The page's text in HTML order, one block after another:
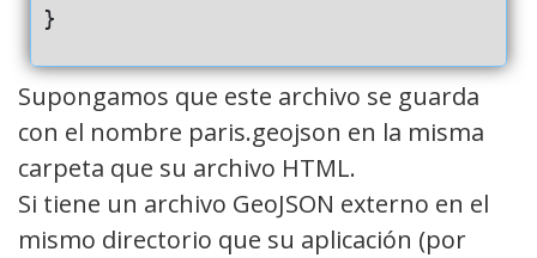
}
Supongamos que este archivo se guarda
con el nombre paris.geojson en la misma
carpeta que su archivo HTML.
Si tiene un archivo GeoJSON externo en el
mismo directorio que su aplicación (por